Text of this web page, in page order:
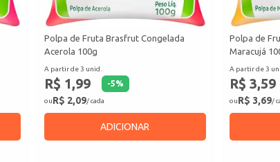
Polpa de Fruta Brasfrut Congelada
Acerola 100g
A partir de 3 unid.
R$ 1,99 -5%
ouR$ 2,09/ cada
ADICIONAR
Polpa de
Maracujá
A partir de 3
R$ 3,59
ouR$ 3,69/